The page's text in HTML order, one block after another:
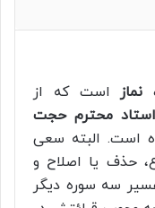
نماز
است که از
محترم حجت
است. البته سعی
حذف یا اصلاح و
سه سوره دیگر